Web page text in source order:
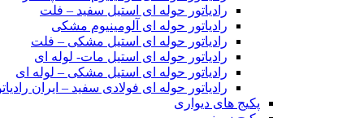
رادیاتور حوله ای استیل سفید – فلت
رادیاتور حوله ای آلومینیوم مشکی
رادیاتور حوله ای استیل مشکی – فلت
رادیاتور حوله ای استیل مات- لوله ای
رادیاتور حوله ای استیل مشکی – لوله ای
رادیاتور حوله ای فولادی سفید – ایران
پکیج های دیواری